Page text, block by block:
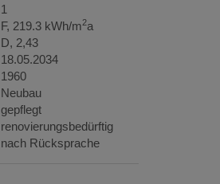
1
F, 219.3 kWh/m2a
D, 2,43
18.05.2034
1960
Neubau
gepflegt
renovierungsbedürftig
nach Rücksprache